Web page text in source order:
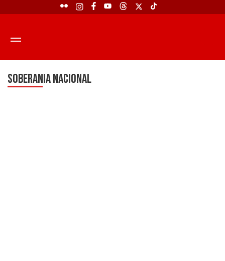
SOBERANIA NACIONAL